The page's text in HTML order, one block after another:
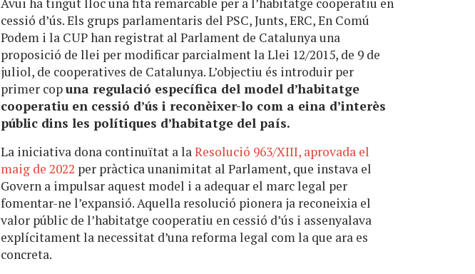
cessió d’ús. Els grups parlamentaris del PSC, Junts, ERC, En Comú
Podem i la CUP han registrat al Parlament de Catalunya una
proposició de llei per modificar parcialment la Llei 12/2015, de 9 de
juliol, de cooperatives de Catalunya. L’objectiu és introduir per
primer copuna regulació específica del model d’habitatge
cooperatiu en cessió d’ús i reconèixer-lo com a eina d’interès
públic dins les polítiques d’habitatge del país.
La iniciativa dona continuïtat a laResolució 963/XIII, aprovada el
maig de 2022 per pràctica unanimitat al Parlament, que instava el
Govern a impulsar aquest model i a adequar el marc legal per
fomentar-ne l’expansió. Aquella resolució pionera ja reconeixia el
valor públic de l’habitatge cooperatiu en cessió d’ús i assenyalava
explícitament la necessitat d’una reforma legal com la que ara es
concreta.